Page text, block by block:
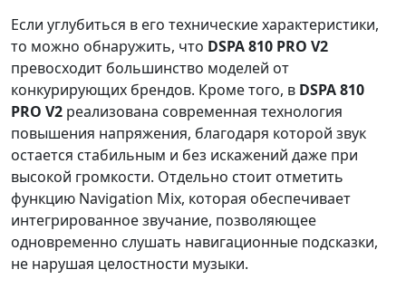
Если углубиться в его технические характеристики,
то можно обнаружить, что DSPA 810 PRO V2
превосходит большинство моделей от
конкурирующих брендов. Кроме того, в DSPA 810
PRO V2 реализована современная технология
повышения напряжения, благодаря которой звук
остается стабильным и без искажений даже при
высокой громкости. Отдельно стоит отметить
функцию Navigation Mix, которая обеспечивает
интегрированное звучание, позволяющее
одновременно слушать навигационные подсказки,
не нарушая целостности музыки.